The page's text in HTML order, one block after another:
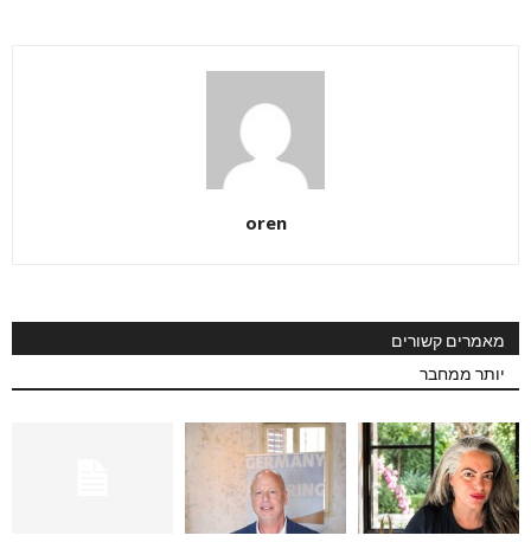
oren
מאמרים קשורים
יותר ממחבר